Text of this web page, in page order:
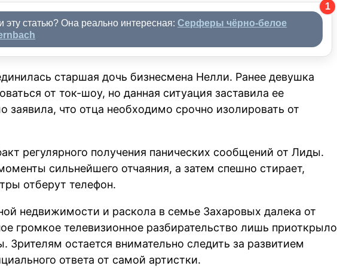
1
эту статью? Она реально интересная:Серферы чёрно-белое
старшая дочь бизнесмена Нелли. Ранее девушка
от ток-шоу, но данная ситуация заставила ее
заявила, что отца необходимо срочно изолировать от
регулярного получения панических сообщений от Лиды.
сильнейшего отчаяния, а затем спешно стирает,
отберут телефон.
недвижимости и раскола в семье Захаровых далека от
громкое телевизионное разбирательство лишь приоткрыло
Зрителям остается внимательно следить за развитием
ответа от самой артистки.